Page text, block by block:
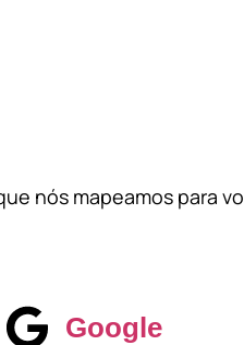
nós mapeamos para
Google